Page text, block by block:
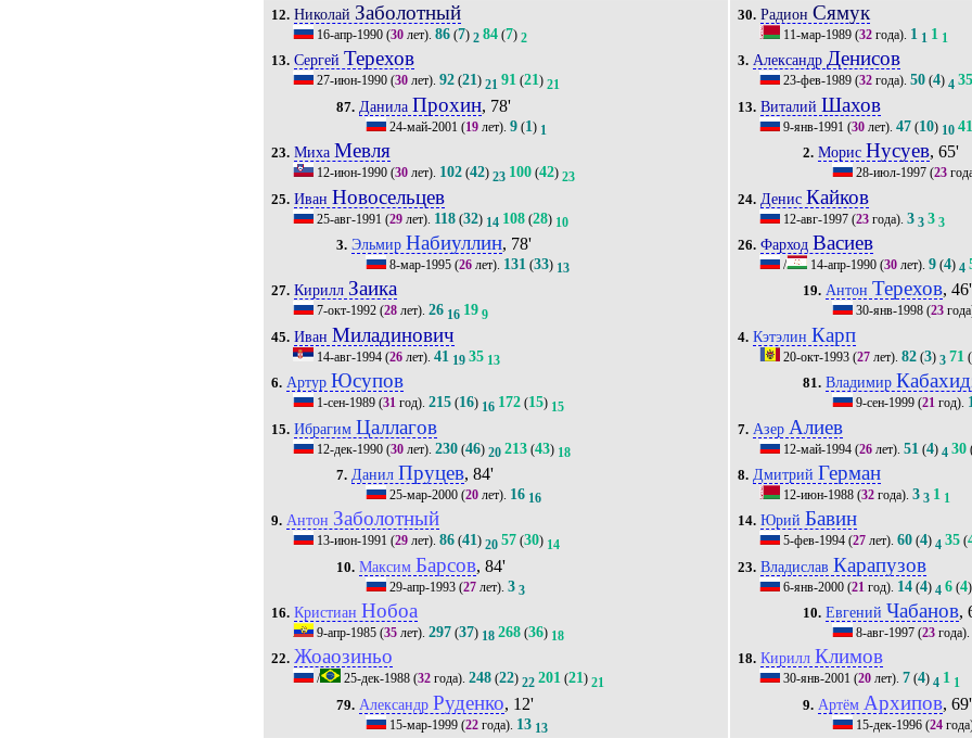
12. Николай Заболотный
16-апр-1990 (30 лет).86 (7) 2 84 (7) 2
13. СергейТерехов
27-июн-1990 (30 лет).92 (21) 21 91 (21) 21
87. Данила Прохин, 78'
24-май-2001 (19лет). 9(1) 1
23. Миха Мевля
12-июн-1990 (30 лет). 102 (42) 23 100 (42) 23
25. Иван Новосельцев
25-авг-1991 (29 лет). 118 (32) 14 108 (28) 10
3. Эльмир Набиуллин, 78'
8-мар-1995(26лет). 131(33) 13
27. Кирилл Заика
7-окт-1992 (28 лет).26 16 19 9
45. Иван Миладинович
14-авг-1994 (26 лет).41 19 35 13
6. Артур Юсупов
1-сен-1989 (31 год).215 (16) 16 172 (15) 15
15. Ибрагим Цаллагов
12-дек-1990 (30 лет).230 (46) 20 213 (43) 18
7. Данил Пруцев, 84'
25-мар-2000(20лет). 16 16
9. Антон Заболотный
13-июн-1991 (29 лет).86 (41) 20 57 (30) 14
10. Максим Барсов, 84'
29-апр-1993(27лет). 3 3
16. Кристиан Нобоа
9-апр-1985 (35 лет).297 (37) 18 268 (36) 18
22. Жоаозиньо
/ 25-дек-1988 (32 года).248 (22) 22 201 (21) 21
79. Александр Руденко, 12'
15-мар-1999(22года). 13 13
30. РадионСямук
11-мар-1989 (32 года). 1 1 1 1
3. АлександрДенисов
23-фев-1989 (32 года).50 (4) 4 35
13. Виталий Шахов
9-янв-1991 (30 лет).47 (10) 10 41
2. Морис Нусуев, 65'
28-июл-1997(23
24. Денис Кайков
12-авг-1997 (23 года).3 3 3 3
26. Фарход Васиев
/ 14-апр-1990 (30 лет).9 (4) 4
19. АнтонТерехов, 46'
30-янв-1998(23
4. Кэтэлин Карп
20-окт-1993 (27 лет).82 (3) 3 71 (
81. Владимир
9-сен-1999(21год).
7. Азер Алиев
12-май-1994 (26 лет).51 (4) 4 30
8. Дмитрий Герман
12-июн-1988 (32 года).3 3 1 1
14. ЮрийБавин
5-фев-1994 (27 лет).60 (4) 4 35 (
23. Владислав Карапузов
6-янв-2000 (21 год). 14 (4) 4 6 (4)
10. Евгений Чабанов,
8-авг-1997(23года).
18. КириллКлимов
30-янв-2001 (20 лет).7 (4) 4 1 1
9. Артём Архипов, 69'
15-дек-1996(24